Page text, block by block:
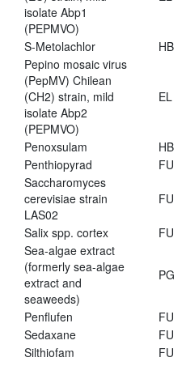
isolate Abp1
(PEPMVO)
S-Metolachlor HB
Pepino mosaic virus
(PepMV) Chilean
(CH2) strain, mild
isolate Abp2
(PEPMVO)
EL
Penoxsulam HB
Penthiopyrad
FU
Saccharomyces
cerevisiae strain
LAS02
FU
Salix spp. cortex FU
Sea-algae extract
(formerly sea-algae
extract and
seaweeds)
PG
Penflufen FU
Sedaxane
FU
Silthiofam
FU